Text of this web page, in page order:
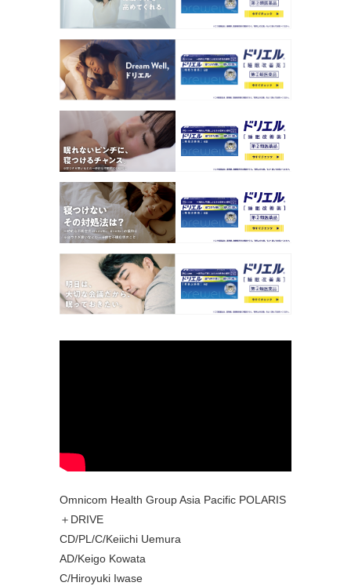
Omnicom Health Group Asia Pacific POLARIS
＋DRIVE
CD/PL/C/Keiichi Uemura
AD/Keigo Kowata
C/Hiroyuki Iwase